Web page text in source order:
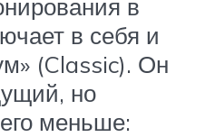
в
в себя и
(Classic). Он
но
меньше: